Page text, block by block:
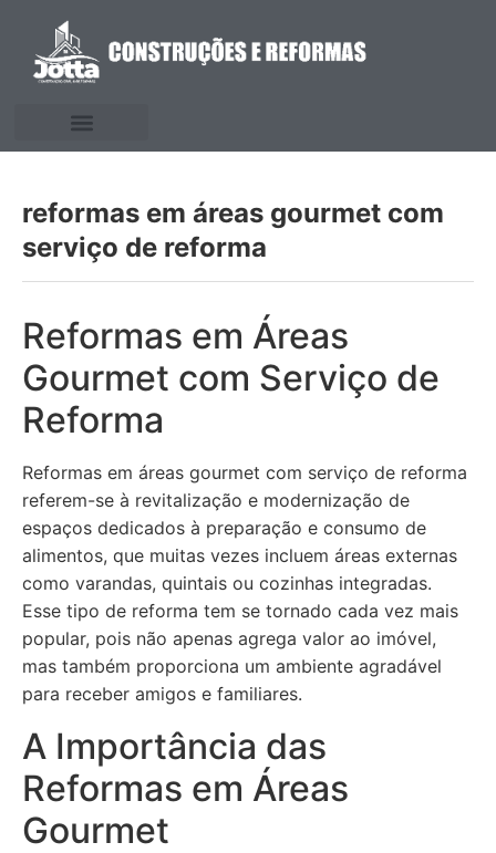
reformas em áreas gourmet com
serviço de reforma
Reformas em Áreas
Gourmet com Serviço de
Reforma
Reformas em áreas gourmet com serviço de reforma
referem-se à revitalização e modernização de
espaços dedicados à preparação e consumo de
alimentos, que muitas vezes incluem áreas externas
como varandas, quintais ou cozinhas integradas.
Esse tipo de reforma tem se tornado cada vez mais
popular, pois não apenas agrega valor ao imóvel,
mas também proporciona um ambiente agradável
para receber amigos e familiares.
A Importância das
Reformas em Áreas
Gourmet